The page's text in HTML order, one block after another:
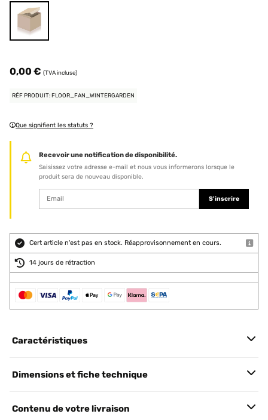
0,00 € (TVA incluse)
RÉF PRODUIT: FLOOR_FAN_WINTERGARDEN
Que signifient les statuts ?
Recevoir une notification de disponibilité.
Saisissez votre adresse e-mail et nous vous informerons lorsque le
produit sera de nouveau disponible.
S'inscrire
Cert article n'est pas en stock. Réapprovisonnement en cours.
14 jours de rétraction
Caractéristiques
Dimensions et fiche technique
Contenu de votre livraison